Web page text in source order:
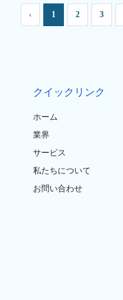
‹ 1 2 3
クイックリンク
ホーム
業界
サービス
私たちについて
お問い合わせ